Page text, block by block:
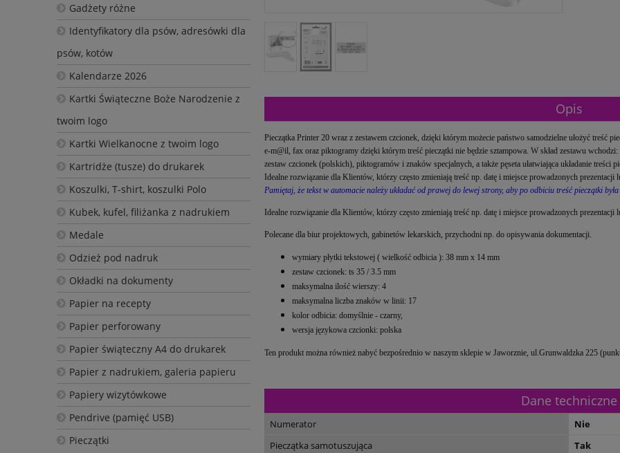
Gadżety różne
Identyfikatory dla psów, adresówki dla
psów, kotów
Kalendarze 2026
Kartki Świąteczne Boże Narodzenie z
twoim logo
Kartki Wielkanocne z twoim logo
Kartridże (tusze) do drukarek
Koszulki, T-shirt, koszulki Polo
Kubek, kufel, filiżanka z nadrukiem
Medale
Odzież pod nadruk
Okładki na dokumenty
Papier na recepty
Papier perforowany
Papier świąteczny A4 do drukarek
Papier z nadrukiem, galeria papieru
Papiery wizytówkowe
Pendrive (pamięć USB)
Pieczątki
Opis
Pieczątka Printer 20 wraz z zestawem czcionek, dzięki którym możecie państwo samodzielne ułożyć treść
e-m@il, fax oraz piktogramy dzięki którym treść pieczątki nie będzie sztampowa. W skład zestawu
zestaw czcionek (polskich), piktogramów i znaków specjalnych, a także pęseta ułatwiająca układanie treści
Idealne rozwiązanie dla Klientów, którzy często zmieniają treść np. datę i miejsce prowadzonych prezentacji
Pamiętaj, że tekst w automacie należy układać od prawej do lewej strony, aby po odbiciu treść pieczątki
Idealne rozwiązanie dla Klientów, którzy często zmieniają treść np. datę i miejsce prowadzonych prezentacji
Polecane dla biur projektowych, gabinetów lekarskich, przychodni np. do opisywania dokumentacji.
wymiary płytki tekstowej ( wielkość odbicia ): 38 mm x 14 mm
zestaw czcionek: ts 35 / 3.5 mm
maksymalna ilość wierszy: 4
maksymalna liczba znaków w linii: 17
kolor odbicia: domyślnie - czarny,
wersja językowa czcionki: polska
Ten produkt można również nabyć bezpośrednio w naszym sklepie w Jaworznie, ul.Grunwaldzka 225
Dane techniczne
Numerator
Nie
Pieczątka samotuszująca
Tak